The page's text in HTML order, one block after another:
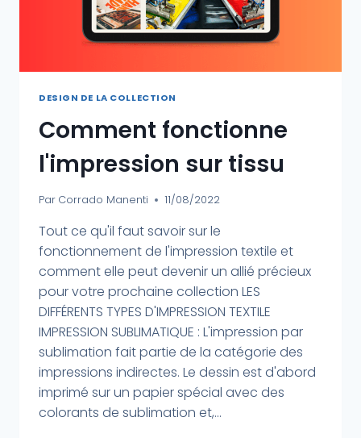
DESIGN DE LA COLLECTION
Comment fonctionne
l'impression sur tissu
Par Corrado Manenti 11/08/2022
Tout ce qu'il faut savoir sur le
fonctionnement de l'impression textile et
comment elle peut devenir un allié précieux
pour votre prochaine collection LES
DIFFÉRENTS TYPES D'IMPRESSION TEXTILE
IMPRESSION SUBLIMATIQUE : L'impression par
sublimation fait partie de la catégorie des
impressions indirectes. Le dessin est d'abord
imprimé sur un papier spécial avec des
colorants de sublimation et,...